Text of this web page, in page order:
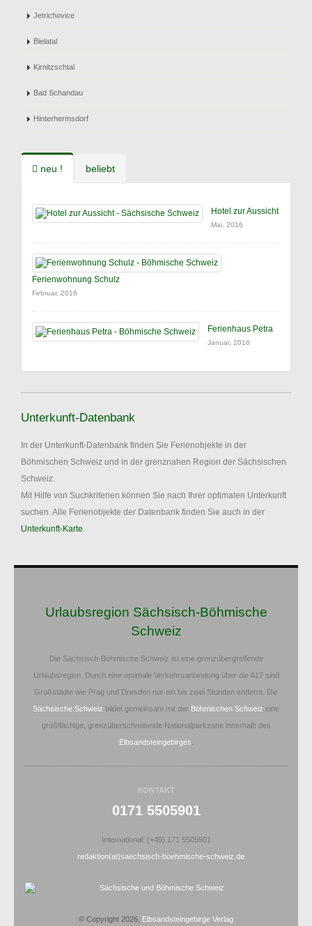
Jetrichovice
Bielatal
Kirnitzschtal
Bad Schandau
Hinterhermsdorf
neu ! beliebt
Hotel zur Aussicht
Mai, 2016
Ferienwohnung Schulz
Februar, 2016
Ferienhaus Petra
Januar, 2016
Unterkunft-Datenbank
In der Unterkunft-Datenbank finden Sie Ferienobjekte in der
Böhmischen Schweiz und in der grenznahen Region der Sächsischen
Schweiz.
Mit Hilfe von Suchkriterien können Sie nach Ihrer optimalen Unterkunft
suchen. Alle Ferienobjekte der Datenbank finden Sie auch in der
Unterkunft-Karte.
Urlaubsregion Sächsisch-Böhmische
Schweiz
Die Sächsisch-Böhmische Schweiz ist eine grenzübergreifende
Urlaubsregion. Durch eine optimale Verkehrsanbindung über die A17 sind
Großstädte wie Prag und Dresden nur ein bis zwei Stunden entfernt. Die
Sächsische Schweiz bildet gemeinsam mit der Böhmischen Schweiz eine
großflächige, grenzüberschreitende Nationalparkzone innerhalb des
Elbsandsteingebirges
KONTAKT
0171 5505901
International: (+49) 171 5505901
redaktion(at)saechsisch-boehmische-schweiz.de
© Copyright 2026, Elbsandsteingebirge Verlag